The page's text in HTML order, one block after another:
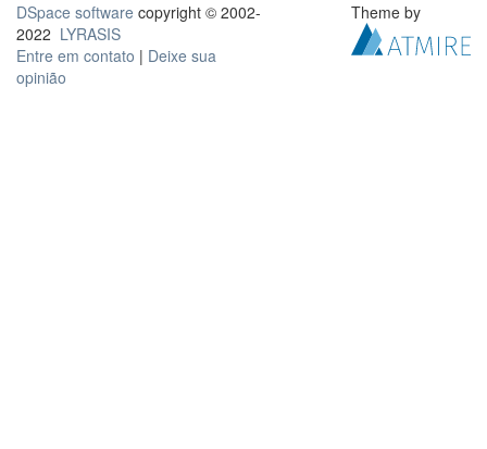
DSpace software copyright © 2002-
2022 LYRASIS
Entre em contato | Deixe sua
opinião
Theme by